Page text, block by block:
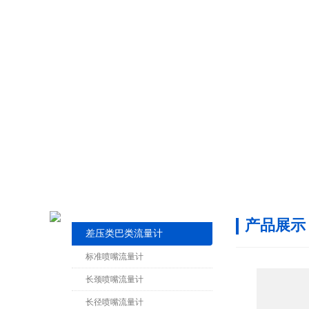
差压类巴类流量计
标准喷嘴流量计
长颈喷嘴流量计
长径喷嘴流量计
产品展示